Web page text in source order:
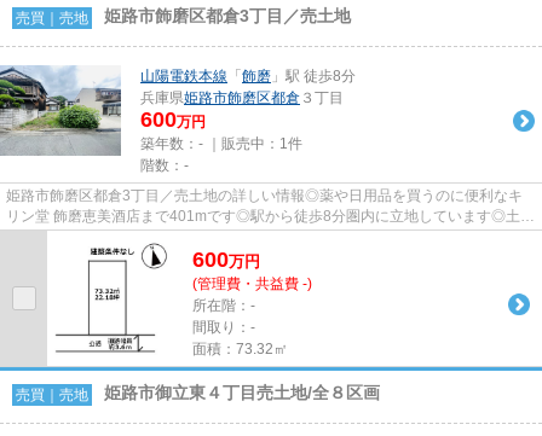
売買｜売地 姫路市飾磨区都倉3丁目／売土地
山陽電鉄本線 「 飾磨 」駅 徒歩8分
兵庫県姫路市飾磨区都倉 ３丁目
600万円
築年数：- ｜販売中： 1件
階数：-
姫路市飾磨区都倉3丁目／売土地の詳しい情報◎薬や日用品を買うのに便利なキ
リン堂 飾磨恵美酒店まで401mです◎駅から徒歩8分圏内に立地しています◎土地
600万円
(管理費・共益費 -)
所在階：-
間取り：-
面積：73.32㎡
売買｜売地 姫路市御立東４丁目売土地/全８区画